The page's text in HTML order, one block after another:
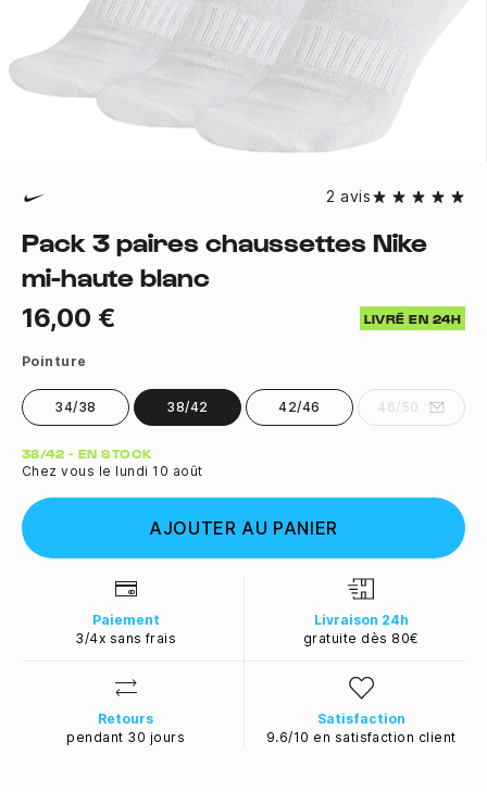
2 avis
Pack 3 paires chaussettes Nike
mi-haute blanc
16,00 € LIVRÉ EN 24H
Pointure
34/38 38/42 42/46 46/50
Quantité
38/42 - EN STOCK
Chez vous le lundi 10 août
AJOUTER AU PANIER
Paiement
3/4x sans frais
Livraison 24h
gratuite dès 80€
Retours
pendant 30 jours
Satisfaction
9.6/10 en satisfaction client